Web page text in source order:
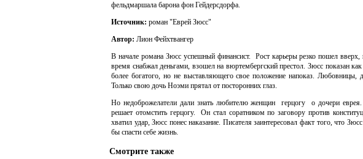
фельдмаршала барона фон Гейдерсдорфа.
Источник: роман "Еврей Зюсс"
Автор: Лион Фейхтвангер
В начале романа Зюсс успешный финансист. Рост карьеры резко пошел
время снабжал деньгами, взошел на вюртембергский престол. Зюсс показан
более богатого, но не выставляющего свое положение напоказ. Любовницы,
Только свою дочь Ноэми прятал от посторонних глаз.
Но недоброжелатели дали знать любителю женщин герцогу о дочери
решает отомстить герцогу. Он стал соратником по заговору против
хватил удар, Зюсс понес наказание. Писателя заинтересовал факт того, что
бы спасти себе жизнь.
Смотрите также